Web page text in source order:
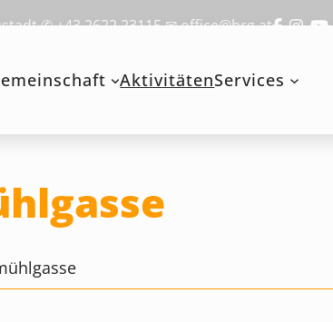
✆ +43 2622 23115 ✉ office@brg.at
AktivitätenServices